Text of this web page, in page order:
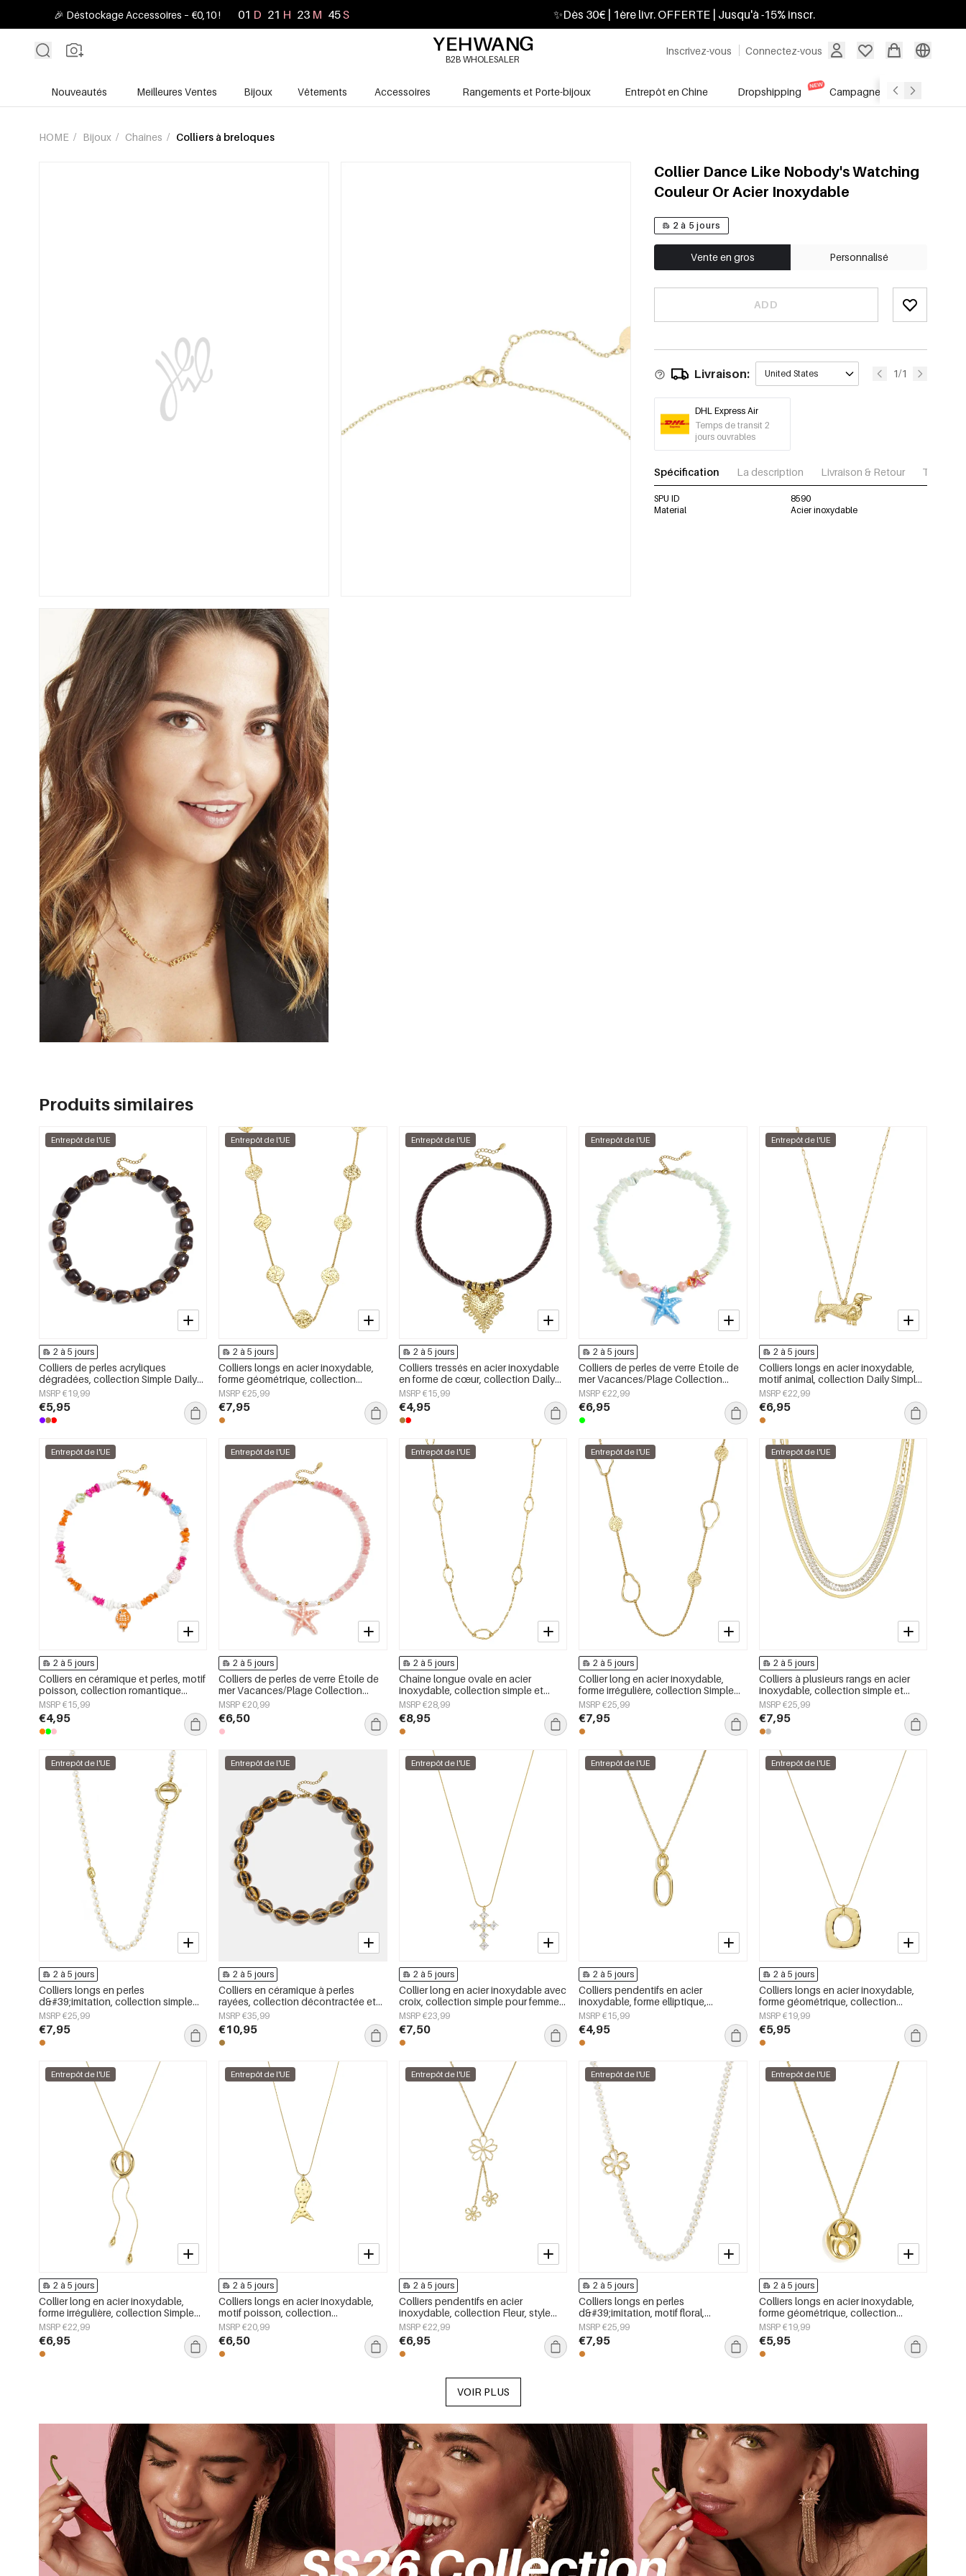
🎉 Déstockage Accessoires – €0,10 ! 01 D 21 H 23 M 43S ✨Dès 30€ | 1ère livr. OFFERTE | Jusqu'à -15% inscr.
Inscrivez-vous Connectez-vous
B2B WHOLESALER
Nouveautés Meilleures Ventes Bijoux Vêtements Accessoires Rangements et Porte-bijoux Entrepôt en Chine Dropshipping Campagnes Soldes
HOME / Bijoux / Chaînes / Colliers à breloques
Collier Dance Like Nobody's Watching
Couleur Or Acier Inoxydable
2 à 5 jours
Vente en gros Personnalisé
ADD
Livraison: United States 1/1
DHL Express Air
Temps de transit 2
jours ouvrables
Spécification La description Livraison & Retour
SPU ID
8590
Material
Acier inoxydable
Produits similaires
Entrepôt de l'UE
2 à 5 jours
Colliers de perles acryliques
dégradées, collection Simple Daily
Simple, bijoux pour femmes
MSRP €19,99
€5,95
Entrepôt de l'UE
2 à 5 jours
Colliers longs en acier inoxydable,
forme géométrique, collection
simple pour le quotidien, bijoux pour
femmes
MSRP €25,99
€7,95
Entrepôt de l'UE
2 à 5 jours
Colliers tressés en acier inoxydable
en forme de cœur, collection Daily
Simple, bijoux pour femmes
MSRP €15,99
€4,95
Entrepôt de l'UE
2 à 5 jours
Colliers de perles de verre Étoile de
mer Vacances/Plage Collection
romantique Bijoux pour femmes
MSRP €22,99
€6,95
Entrepôt de l'UE
2 à 5 jours
Colliers longs en acier inoxydable,
motif animal, collection Daily Simple,
bijoux pour femmes
MSRP €22,99
€6,95
Entrepôt de l'UE
2 à 5 jours
Colliers en céramique et perles, motif
poisson, collection romantique
décontractée pour le quotidien,
bijoux pour femmes
MSRP €15,99
€4,95
Entrepôt de l'UE
2 à 5 jours
Colliers de perles de verre Étoile de
mer Vacances/Plage Collection
romantique Bijoux pour femmes
MSRP €20,99
€6,50
Entrepôt de l'UE
2 à 5 jours
Chaîne longue ovale en acier
inoxydable, collection simple et
quotidienne, bijou pour femme
MSRP €28,99
€8,95
Entrepôt de l'UE
2 à 5 jours
Collier long en acier inoxydable,
forme irrégulière, collection Simple
Daily Simple, bijoux pour femmes
MSRP €25,99
€7,95
Entrepôt de l'UE
2 à 5 jours
Colliers à plusieurs rangs en acier
inoxydable, collection simple et
décontractée pour femmes
MSRP €25,99
€7,95
Entrepôt de l'UE
2 à 5 jours
Colliers longs en perles
d&#39;imitation, collection simple
pour femmes, bijoux du quotidien
MSRP €25,99
€7,95
Entrepôt de l'UE
2 à 5 jours
Colliers en céramique à perles
rayées, collection décontractée et
simple pour femmes
MSRP €35,99
€10,95
Entrepôt de l'UE
2 à 5 jours
Collier long en acier inoxydable avec
croix, collection simple pour femmes.
Bijoux pour tous les jours.
MSRP €23,99
€7,50
Entrepôt de l'UE
2 à 5 jours
Colliers pendentifs en acier
inoxydable, forme elliptique,
collection Simple Daily Simple, bijoux
pour femmes
MSRP €15,99
€4,95
Entrepôt de l'UE
2 à 5 jours
Colliers longs en acier inoxydable,
forme géométrique, collection
simple pour le quotidien, bijoux pour
femmes
MSRP €19,99
€5,95
Entrepôt de l'UE
2 à 5 jours
Collier long en acier inoxydable,
forme irrégulière, collection Simple
Daily Simple, bijoux pour femmes
MSRP €22,99
€6,95
Entrepôt de l'UE
2 à 5 jours
Colliers longs en acier inoxydable,
motif poisson, collection
décontractée et simple pour femmes
MSRP €20,99
€6,50
Entrepôt de l'UE
2 à 5 jours
Colliers pendentifs en acier
inoxydable, collection Fleur, style
quotidien et simple, bijoux pour
femmes
MSRP €22,99
€6,95
Entrepôt de l'UE
2 à 5 jours
Colliers longs en perles
d&#39;imitation, motif floral,
collection Douceur et Simplicité au
quotidien, bijoux pour femmes
MSRP €25,99
€7,95
Entrepôt de l'UE
2 à 5 jours
Colliers longs en acier inoxydable,
forme géométrique, collection
simple pour le quotidien, bijoux pour
femmes
MSRP €19,99
€5,95
VOIR PLUS